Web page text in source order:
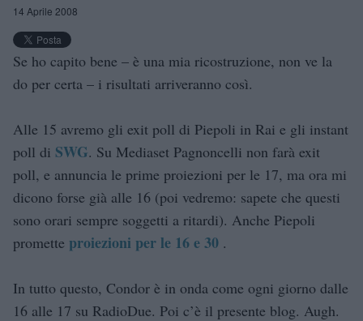
14 Aprile 2008
Se ho capito bene – è una mia ricostruzione, non ve la
do per certa – i risultati arriveranno così.
Alle 15 avremo gli exit poll di Piepoli in Rai e gli instant
poll di SWG. Su Mediaset Pagnoncelli non farà exit
poll, e annuncia le prime proiezioni per le 17, ma ora mi
dicono forse già alle 16 (poi vedremo: sapete che questi
sono orari sempre soggetti a ritardi). Anche Piepoli
promette proiezioni per le 16 e 30 .
In tutto questo, Condor è in onda come ogni giorno dalle
16 alle 17 su RadioDue. Poi c’è il presente blog. Augh.